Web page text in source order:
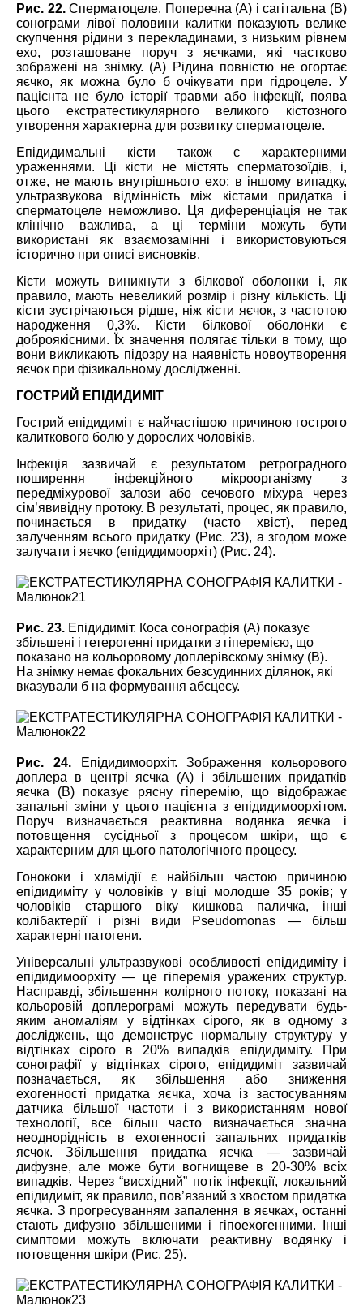
Рис. 22.Сперматоцеле. Поперечна (А) і сагітальна (В)
сонограми лівої половини калитки показують велике
скупчення рідини з перекладинами, з низьким рівнем
ехо, розташоване поруч з яєчками, які частково
зображені на знімку. (А) Рідина повністю не огортає
яєчко, як можна було б очікувати при гідроцеле. У
пацієнта не було історії травми або інфекції, поява
цього екстратестикулярного великого кістозного
утворення характерна для розвитку сперматоцеле.
Епідидимальні кісти також є характерними
ураженнями. Ці кісти не містять сперматозоїдів, і,
отже, не мають внутрішнього ехо; в іншому випадку,
ультразвукова відмінність між кістами придатка і
сперматоцеле неможливо. Ця диференціація не так
клінічно важлива, а ці терміни можуть бути
використані як взаємозамінні і використовуються
історично при описі висновків.
Кісти можуть виникнути з білкової оболонки і, як
правило, мають невеликий розмір і різну кількість. Ці
кісти зустрічаються рідше, ніж кісти яєчок, з частотою
народження 0,3%. Кісти білкової оболонки є
доброякісними. Їх значення полягає тільки в тому, що
вони викликають підозру на наявність новоутворення
яєчок при фізикальному дослідженні.
ГОСТРИЙ ЕПІДИДИМІТ
Гострий епідидиміт є найчастішою причиною гострого
калиткового болю у дорослих чоловіків.
Інфекція зазвичай є результатом ретроградного
поширення інфекційного мікроорганізму з
передміхурової залози або сечового міхура через
сім’явивідну протоку. В результаті, процес, як правило,
починається в придатку (часто хвіст), перед
залученням всього придатку (Рис. 23), а згодом може
залучати і яєчко (епідидимоорхіт) (Рис. 24).
Рис. 23. Епідидиміт. Коса сонографія (А) показує
збільшені і гетерогенні придатки з гіперемією, що
показано на кольоровому доплерівскому знімку (B).
На знімку немає фокальних безсудинних ділянок, які
вказували б на формування абсцесу.
Рис. 24.Епідидимоорхіт. Зображення кольорового
доплера в центрі яєчка (А) і збільшених придатків
яєчка (B) показує рясну гіперемію, що відображає
запальні зміни у цього пацієнта з епідидимоорхітом.
Поруч визначається реактивна водянка яєчка і
потовщення сусідньої з процесом шкіри, що є
характерним для цього патологічного процесу.
Гонококи і хламідії є найбільш частою причиною
епідидиміту у чоловіків у віці молодше 35 років; у
чоловіків старшого віку кишкова паличка, інші
колібактерії і різні види Pseudomonas ― більш
характерні патогени.
Універсальні ультразвукові особливості епідидиміту і
епідидимоорхіту ― це гіперемія уражених структур.
Насправді, збільшення колірного потоку, показані на
кольоровій доплерограмі можуть передувати будь-
яким аномаліям у відтінках сірого, як в одному з
досліджень, що демонструє нормальну структуру у
відтінках сірого в 20% випадків епідидиміту. При
сонографії у відтінках сірого, епідидиміт зазвичай
позначається, як збільшення або зниження
ехогенності придатка яєчка, хоча із застосуванням
датчика більшої частоти і з використанням нової
технології, все більш часто визначається значна
неоднорідність в ехогенності запальних придатків
яєчок. Збільшення придатка яєчка ― зазвичай
дифузне, але може бути вогнищеве в 20-30% всіх
випадків. Через “висхідний” потік інфекції, локальний
епідидиміт, як правило, пов’язаний з хвостом придатка
яєчка. З прогресуванням запалення в яєчках, останні
стають дифузно збільшеними і гіпоехогенними. Інші
симптоми можуть включати реактивну водянку і
потовщення шкіри (Рис. 25).